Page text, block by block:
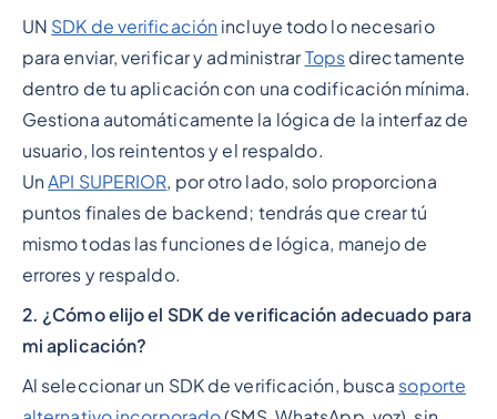
UN SDK de verificación incluye todo lo necesario
para enviar, verificar y administrarTopsdirectamente
dentro de tu aplicación con una codificación mínima.
Gestiona automáticamente la lógica de la interfaz de
usuario, los reintentos y el respaldo.
UnAPI SUPERIOR, por otro lado, solo proporciona
puntos finales de backend; tendrás que crear tú
mismo todas las funciones de lógica, manejo de
errores y respaldo.
2. ¿Cómo elijo el SDK de verificación adecuado para
mi aplicación?
Al seleccionar un SDK de verificación, busca soporte